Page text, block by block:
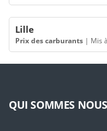
Lille
Prix des carburants | Mis
QUI SOMMES NOUS